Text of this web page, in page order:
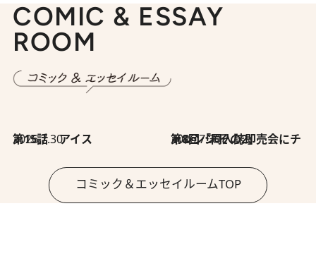
COMIC & ESSAY
ROOM
2026.7.30
第15話 アイス 2026.7.30
第8回「同人誌即売会にチャレンジ その2」
コミック＆エッセイルームTOP